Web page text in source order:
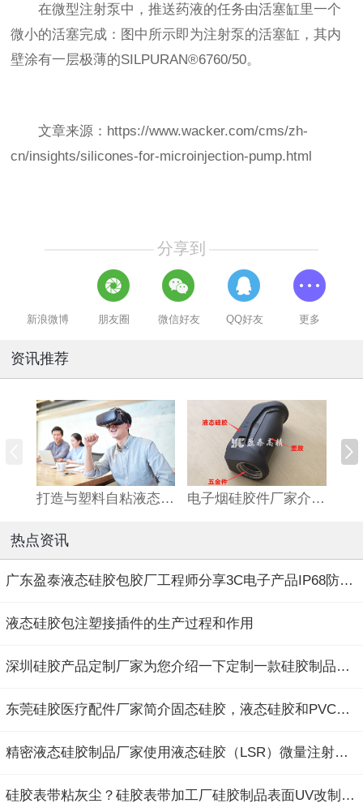
在微型注射泵中，推送药液的任务由活塞缸里一个
微小的活塞完成：图中所示即为注射泵的活塞缸，其内
壁涂有一层极薄的SILPURAN®6760/50。
文章来源：https://www.wacker.com/cms/zh-
cn/insights/silicones-for-microinjection-pump.html
分享到
新浪微博 朋友圈 微信好友 QQ好友 更多
资讯推荐
打造与塑料自粘液态硅橡胶（LSR）新产品！埃肯有机硅捧走2022荣格塑料技术... 电子烟硅胶件厂家介绍电子烟产品的材料选择以及硅胶包胶工艺对防水、防尘...
热点资讯
广东盈泰液态硅胶包胶厂工程师分享3C电子产品IP68防水整体解决方案
液态硅胶包注塑接插件的生产过程和作用
深圳硅胶产品定制厂家为您介绍一下定制一款硅胶制品的流程有哪些？
东莞硅胶医疗配件厂家简介固态硅胶，液态硅胶和PVC面罩的主要区别在哪里？
精密液态硅胶制品厂家使用液态硅胶（LSR）微量注射成型工艺生产复杂、微小...
硅胶表带粘灰尘？硅胶表带加工厂硅胶制品表面UV改制工艺，新一代荣耀手环...